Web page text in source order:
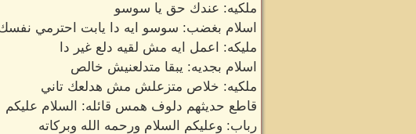
ملكيه: عندك حق يا سوسو
اسلام بغضب: سوسو ايه دا يابت احترمي
مليكه: اعمل ايه مش لقيه دلع غير دا
اسلام بجديه: يبقا متدلعنيش خالص
ملكيه: خلاص متزعلش مش هدلعك تاني
قاطع حديثهم دلوف همس قائله: السلام عليكم
رباب: وعليكم السلام ورحمه الله وبركاته